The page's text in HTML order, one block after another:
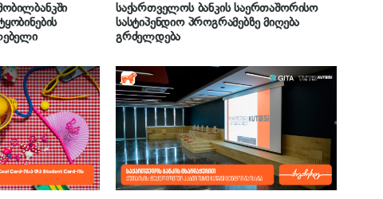
საქართველოს ბანკის საერთაშორისო
სასტიპენდიო პროგრამებზე მიღება
გრძელდება